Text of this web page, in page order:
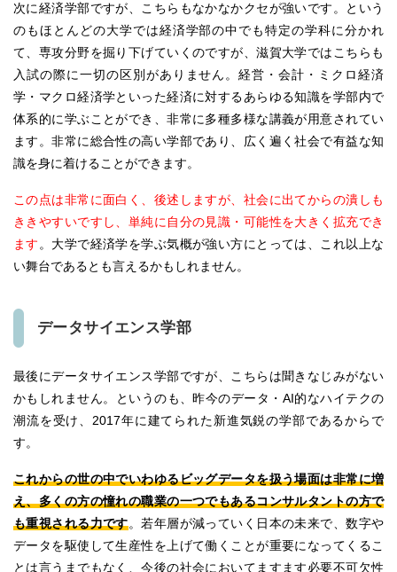
次に経済学部ですが、こちらもなかなかクセが強いです。という
のもほとんどの大学では経済学部の中でも特定の学科に分かれ
て、専攻分野を掘り下げていくのですが、滋賀大学ではこちらも
入試の際に一切の区別がありません。経営・会計・ミクロ経済
学・マクロ経済学といった経済に対するあらゆる知識を学部内で
体系的に学ぶことができ、非常に多種多様な講義が用意されてい
ます。非常に総合性の高い学部であり、広く遍く社会で有益な知
識を身に着けることができます。
この点は非常に面白く、後述しますが、社会に出てからの潰しも
ききやすいですし、単純に自分の見識・可能性を大きく拡充でき
ます。大学で経済学を学ぶ気概が強い方にとっては、これ以上な
い舞台であるとも言えるかもしれません。
データサイエンス学部
最後にデータサイエンス学部ですが、こちらは聞きなじみがない
かもしれません。というのも、昨今のデータ・AI的なハイテクの
潮流を受け、2017年に建てられた新進気鋭の学部であるからで
す。
これからの世の中でいわゆるビッグデータを扱う場面は非常に増
え、多くの方の憧れの職業の一つでもあるコンサルタントの方で
も重視される力です。若年層が減っていく日本の未来で、数字や
データを駆使して生産性を上げて働くことが重要になってくるこ
とは言うまでもなく、今後の社会においてますます必要不可欠性